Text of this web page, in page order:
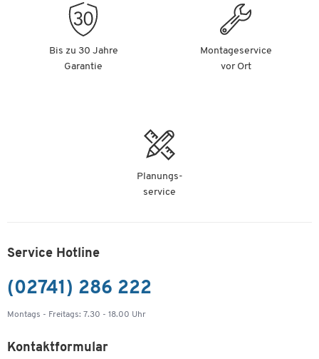
Bis zu 30 Jahre
Garantie
Montageservice
vor Ort
Planungs-
service
Service Hotline
(02741) 286 222
Montags - Freitags: 7.30 - 18.00 Uhr
Kontaktformular